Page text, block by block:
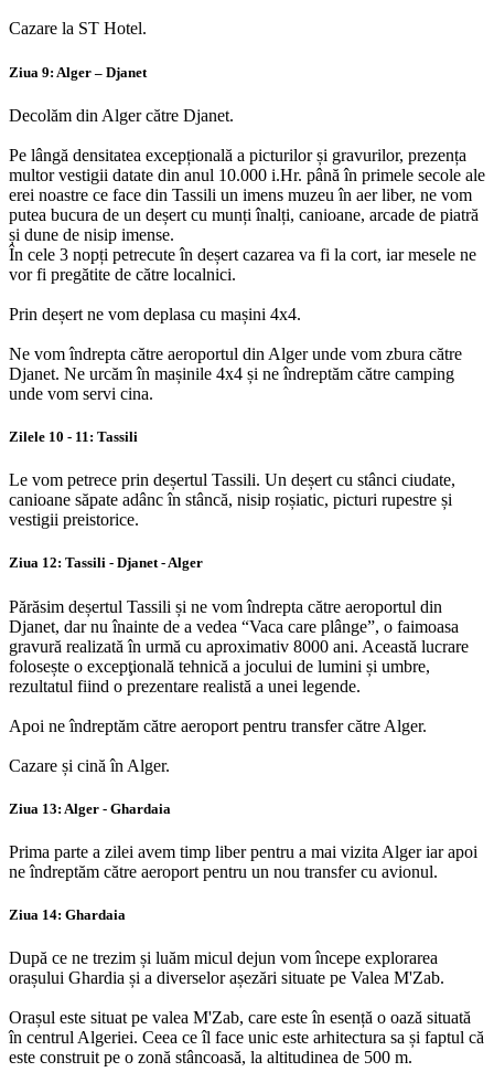
Cazare la ST Hotel.
Ziua 9: Alger – Djanet
Decolăm din Alger către Djanet.
Pe lângă densitatea excepțională a picturilor și gravurilor, prezența
multor vestigii datate din anul 10.000 i.Hr. până în primele secole ale
erei noastre ce face din Tassili un imens muzeu în aer liber, ne vom
putea bucura de un deșert cu munți înalți, canioane, arcade de piatră
și dune de nisip imense.
În cele 3 nopți petrecute în deșert cazarea va fi la cort, iar mesele ne
vor fi pregătite de către localnici.
Prin deșert ne vom deplasa cu mașini 4x4.
Ne vom îndrepta către aeroportul din Alger unde vom zbura către
Djanet. Ne urcăm în mașinile 4x4 și ne îndreptăm către camping
unde vom servi cina.
Zilele 10 - 11: Tassili
Le vom petrece prin deșertul Tassili. Un deșert cu stânci ciudate,
canioane săpate adânc în stâncă, nisip roșiatic, picturi rupestre și
vestigii preistorice.
Ziua 12: Tassili - Djanet - Alger
Părăsim deșertul Tassili și ne vom îndrepta către aeroportul din
Djanet, dar nu înainte de a vedea “Vaca care plânge”, o faimoasa
gravură realizată în urmă cu aproximativ 8000 ani. Această lucrare
folosește o excepţională tehnică a jocului de lumini și umbre,
rezultatul fiind o prezentare realistă a unei legende.
Apoi ne îndreptăm către aeroport pentru transfer către Alger.
Cazare și cină în Alger.
Ziua 13: Alger - Ghardaia
Prima parte a zilei avem timp liber pentru a mai vizita Alger iar apoi
ne îndreptăm către aeroport pentru un nou transfer cu avionul.
Ziua 14: Ghardaia
După ce ne trezim și luăm micul dejun vom începe explorarea
orașului Ghardia și a diverselor așezări situate pe Valea M'Zab.
Orașul este situat pe valea M'Zab, care este în esență o oază situată
în centrul Algeriei. Ceea ce îl face unic este arhitectura sa și faptul că
este construit pe o zonă stâncoasă, la altitudinea de 500 m.